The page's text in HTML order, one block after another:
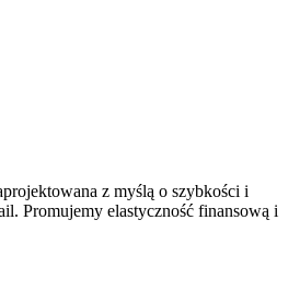
z myślą o szybkości i
Promujemy elastyczność finansową i